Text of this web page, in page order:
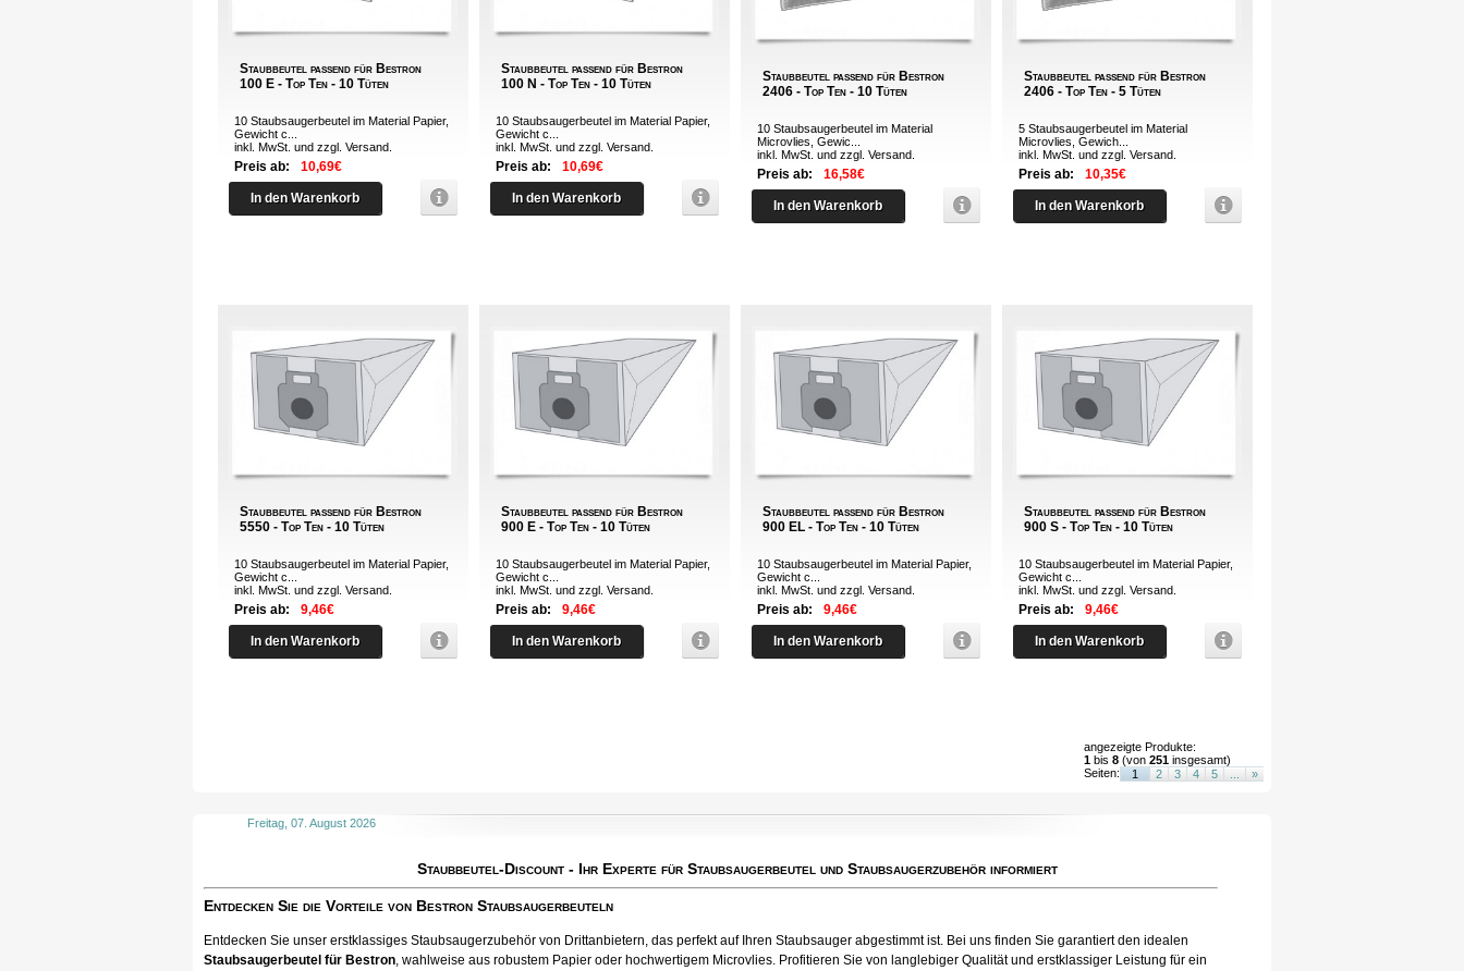
Staubbeutel passend für Bestron
100 E - Top Ten - 10 Tüten
10 Staubsaugerbeutel im Material Papier,
Gewicht c...
inkl. MwSt. und zzgl. Versand
Preis ab: 10,69€
In den Warenkorb
Staubbeutel passend für Bestron
100 N - Top Ten - 10 Tüten
10 Staubsaugerbeutel im Material Papier,
Gewicht c...
inkl. MwSt. und zzgl. Versand
Preis ab: 10,69€
In den Warenkorb
Staubbeutel passend für Bestron
2406 - Top Ten - 10 Tüten
10 Staubsaugerbeutel im Material
Microvlies, Gewic...
inkl. MwSt. und zzgl. Versand
Preis ab: 16,58€
In den Warenkorb
Staubbeutel passend für Bestron
2406 - Top Ten - 5 Tüten
5 Staubsaugerbeutel im Material
Microvlies, Gewich...
inkl. MwSt. und zzgl. Versand
Preis ab: 10,35€
In den Warenkorb
Staubbeutel passend für Bestron
5550 - Top Ten - 10 Tüten
10 Staubsaugerbeutel im Material Papier,
Gewicht c...
inkl. MwSt. und zzgl. Versand
Preis ab: 9,46€
In den Warenkorb
Staubbeutel passend für Bestron
900 E - Top Ten - 10 Tüten
10 Staubsaugerbeutel im Material Papier,
Gewicht c...
inkl. MwSt. und zzgl. Versand
Preis ab: 9,46€
In den Warenkorb
Staubbeutel passend für Bestron
900 EL - Top Ten - 10 Tüten
10 Staubsaugerbeutel im Material Papier,
Gewicht c...
inkl. MwSt. und zzgl. Versand
Preis ab: 9,46€
In den Warenkorb
Staubbeutel passend für Bestron
900 S - Top Ten - 10 Tüten
10 Staubsaugerbeutel im Material Papier,
Gewicht c...
inkl. MwSt. und zzgl. Versand
Preis ab: 9,46€
In den Warenkorb
angezeigte Produkte:
1 bis 8 (von 251 insgesamt)
Seiten:
1 2 3 4 5 »
Freitag, 07. August 2026
Staubbeutel-Discount - Ihr Experte für Staubsaugerbeutel und Staubsaugerzubehör informiert
Entdecken Sie die Vorteile von Bestron Staubsaugerbeuteln
Entdecken Sie unser erstklassiges Staubsaugerzubehör von Drittanbietern, das perfekt auf Ihren Staubsauger abgestimmt ist. Bei uns finden Sie garantiert den idealen
Staubsaugerbeutel für Bestron, wahlweise aus robustem Papier oder hochwertigem Microvlies. Profitieren Sie von langlebiger Qualität und erstklassiger Leistung für ein